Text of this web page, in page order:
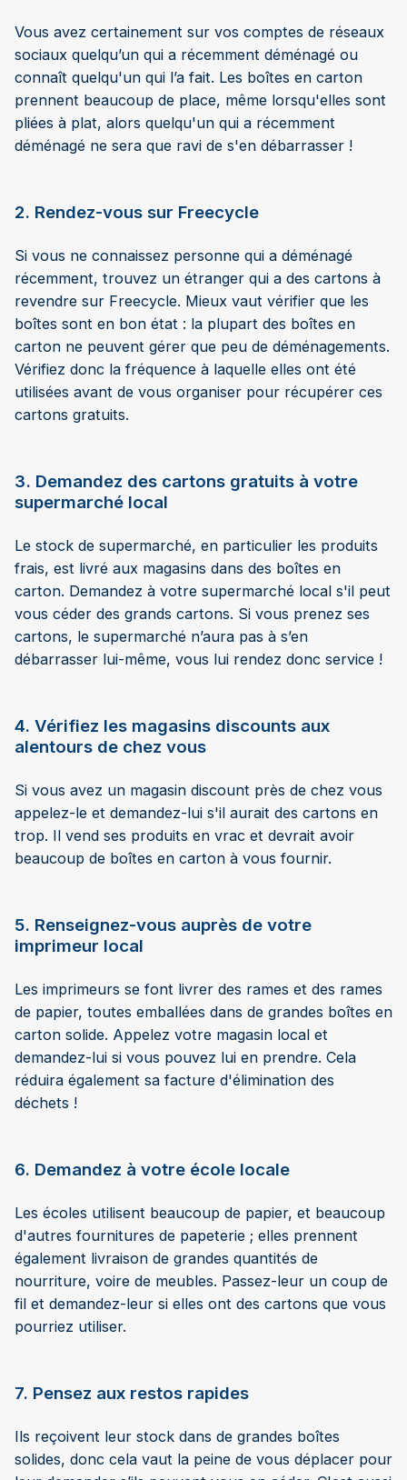
Vous avez certainement sur vos comptes de réseaux
sociaux quelqu’un qui a récemment déménagé ou
connaît quelqu'un qui l’a fait. Les boîtes en carton
prennent beaucoup de place, même lorsqu'elles sont
pliées à plat, alors quelqu'un qui a récemment
déménagé ne sera que ravi de s'en débarrasser !
2. Rendez-vous sur Freecycle
Si vous ne connaissez personne qui a déménagé
récemment, trouvez un étranger qui a des cartons à
revendre sur Freecycle. Mieux vaut vérifier que les
boîtes sont en bon état : la plupart des boîtes en
carton ne peuvent gérer que peu de déménagements.
Vérifiez donc la fréquence à laquelle elles ont été
utilisées avant de vous organiser pour récupérer ces
cartons gratuits.
3. Demandez des cartons gratuits à votre
supermarché local
Le stock de supermarché, en particulier les produits
frais, est livré aux magasins dans des boîtes en
carton. Demandez à votre supermarché local s'il peut
vous céder des grands cartons. Si vous prenez ses
cartons, le supermarché n’aura pas à s’en
débarrasser lui-même, vous lui rendez donc service !
4. Vérifiez les magasins discounts aux
alentours de chez vous
Si vous avez un magasin discount près de chez vous
appelez-le et demandez-lui s'il aurait des cartons en
trop. Il vend ses produits en vrac et devrait avoir
beaucoup de boîtes en carton à vous fournir.
5. Renseignez-vous auprès de votre
imprimeur local
Les imprimeurs se font livrer des rames et des rames
de papier, toutes emballées dans de grandes boîtes en
carton solide. Appelez votre magasin local et
demandez-lui si vous pouvez lui en prendre. Cela
réduira également sa facture d'élimination des
déchets !
6. Demandez à votre école locale
Les écoles utilisent beaucoup de papier, et beaucoup
d'autres fournitures de papeterie ; elles prennent
également livraison de grandes quantités de
nourriture, voire de meubles. Passez-leur un coup de
fil et demandez-leur si elles ont des cartons que vous
pourriez utiliser.
7. Pensez aux restos rapides
Ils reçoivent leur stock dans de grandes boîtes
solides, donc cela vaut la peine de vous déplacer pour